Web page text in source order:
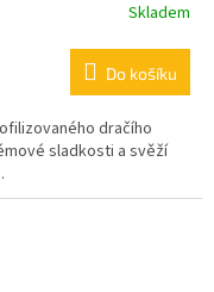
Skladem
Do košíku
dračího
sladkosti a svěží